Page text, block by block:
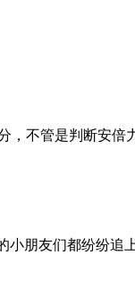
不管是判断安倍
朋友们都纷纷追